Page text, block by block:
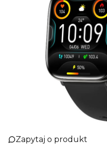
Zapytaj o produkt